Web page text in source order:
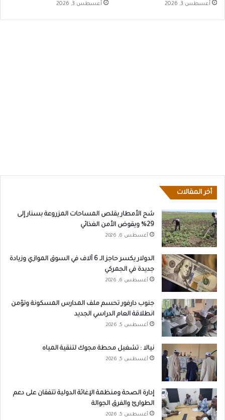
أغسطس 3, 2026 أغسطس 3, 2026
أخر المقالات
شح الأمطار يقلص المساحات المزروعة بسنار إلى
29% ويقوض الأمن الغذائي
أغسطس 6, 2026
الدولار يكسر حاجز الـ 6 آلاف في السوق الموازي وزيادة
جديدة في الجمركي
أغسطس 6, 2026
جنوب دارفور تحسم ملف المدارس المسكونة وتؤمن
انطلاقة العام الدراسي الجديد
أغسطس 5, 2026
نيالا : تشغيل محطة مجوك لتنقية المياه
أغسطس 5, 2026
إدارة الصحة ومنظمة الإغاثة الدولية تتفقان على دعم
الطوارئ والفرق الجوالة
أغسطس 5, 2026